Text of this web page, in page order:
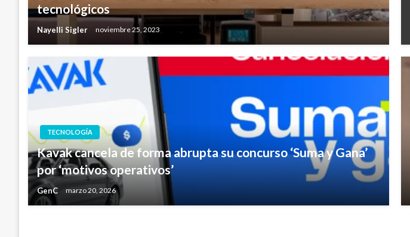
tecnológicos
Nayelli Sigler noviembre 25, 2023
TECNOLOGÍA
Kavak cancela de forma abrupta su concurso ‘Suma y Gana’
por ‘motivos operativos’
GenC marzo 20, 2026